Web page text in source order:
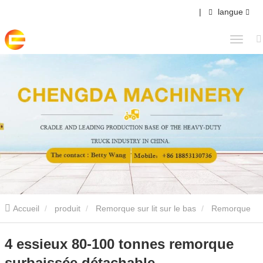
| langue
Accueil produit Remorque sur lit sur le bas Remorque
4 essieux 80-100 tonnes remorque